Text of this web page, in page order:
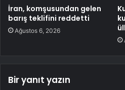
İran, komşusundan gelen
barış teklifini reddetti
Ağustos 6, 2026
Bir yanıt yazın